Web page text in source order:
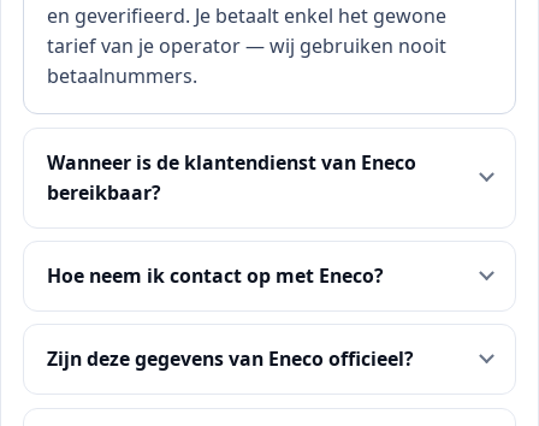
en geverifieerd. Je betaalt enkel het gewone
tarief van je operator — wij gebruiken nooit
betaalnummers.
Wanneer is de klantendienst van Eneco
bereikbaar?
Hoe neem ik contact op met Eneco?
Zijn deze gegevens van Eneco officieel?